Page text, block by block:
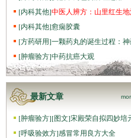
[内科其他]中医人辨方：山里红生
[内科其他]愈痫胶囊
[方药研用]一颗药丸的诞生过程：
[肿瘤验方]中药抗癌大观
最新文章
[肿瘤验方][图文]宋殿荣自拟四妙培
[呼吸验效方]感冒常用良方大全